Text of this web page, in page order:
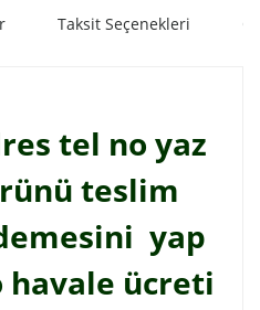
Taksit Seçenekleri
tel no yaz
teslim
yap
ücreti